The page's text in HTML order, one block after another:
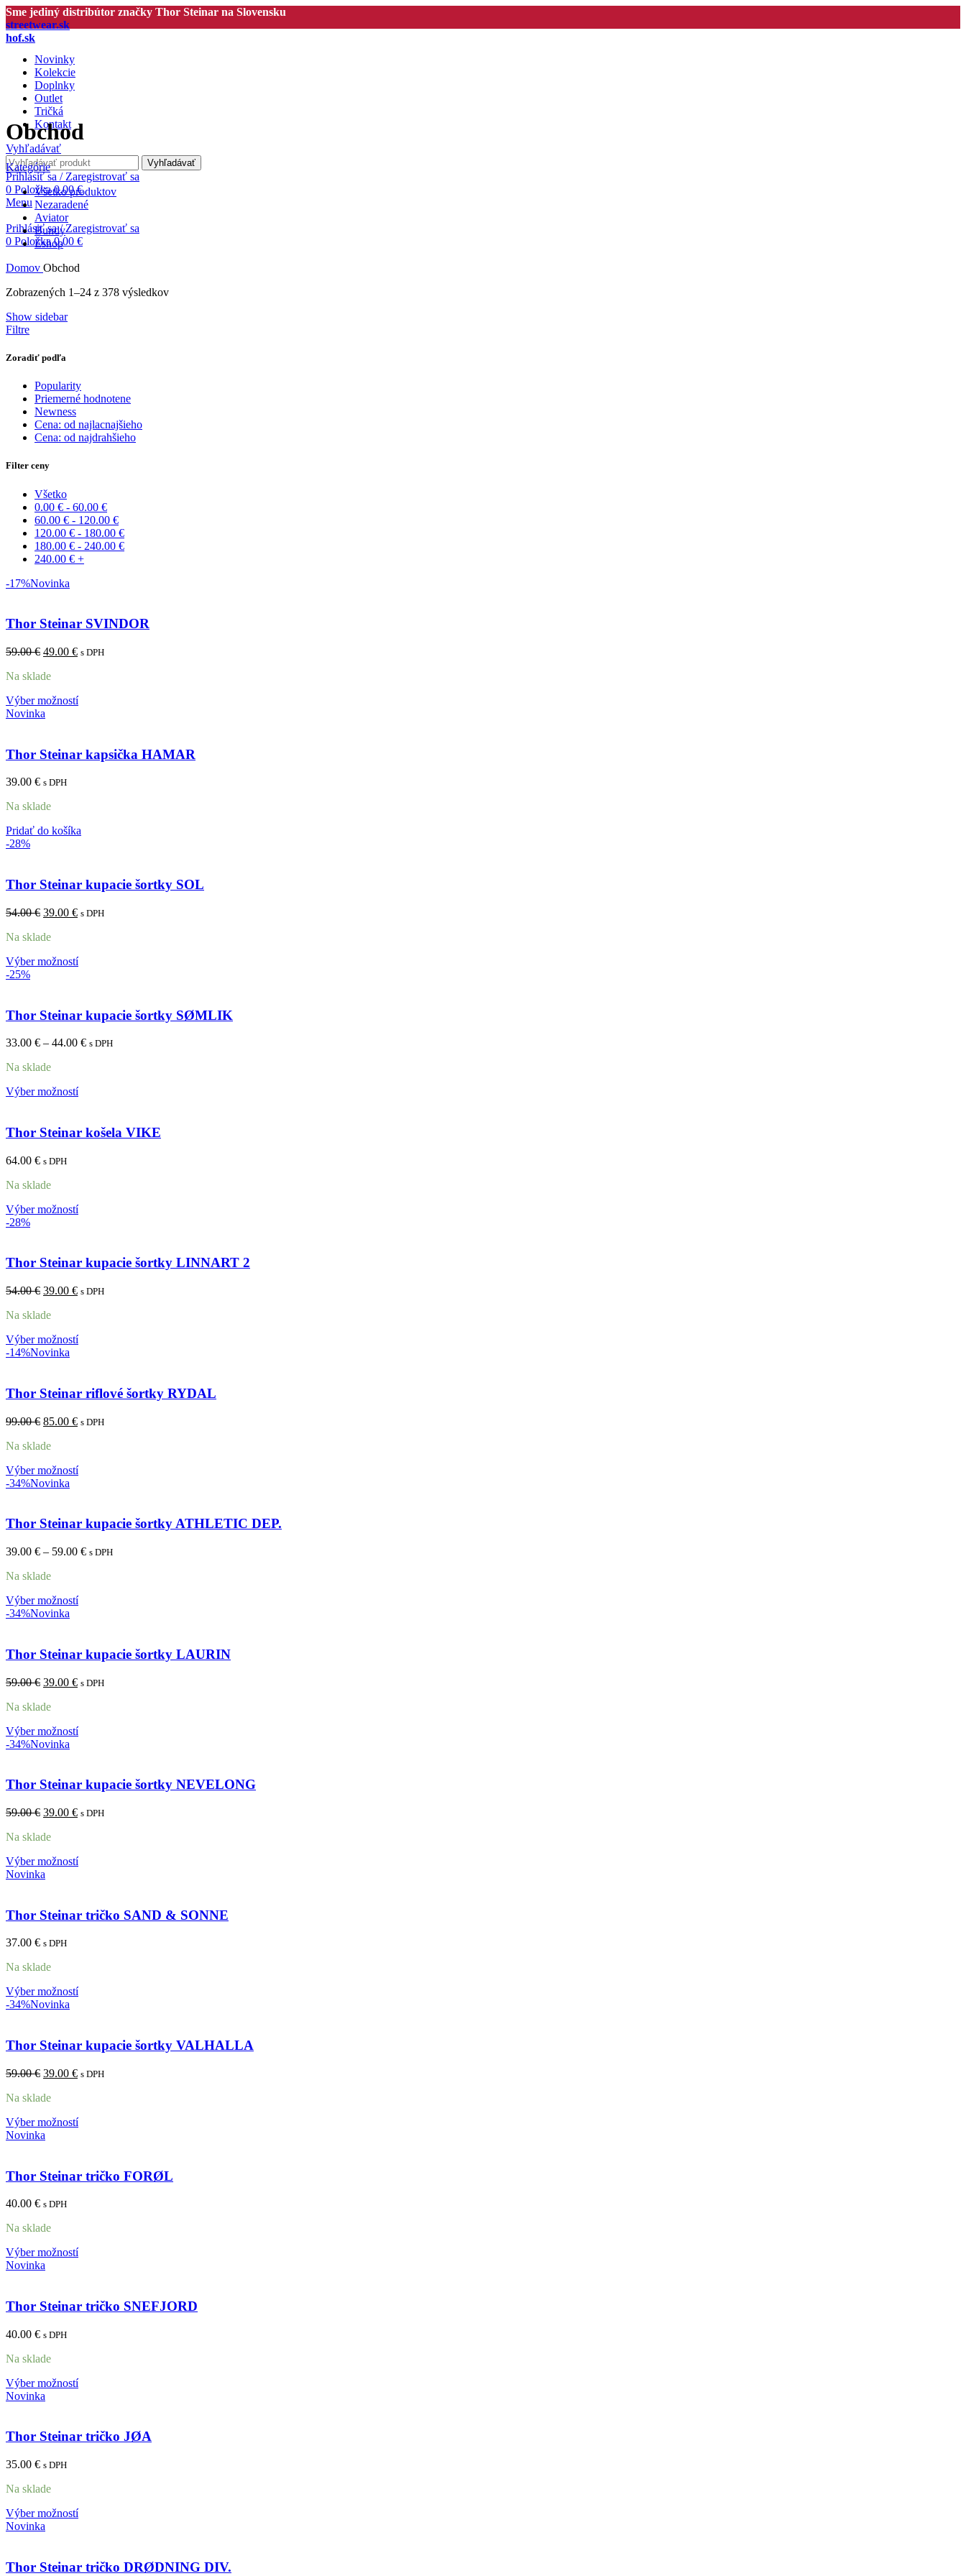
Sme jediný distribútor značky Thor Steinar na Slovensku
streetwear.sk
hof.sk
Novinky
Kolekcie
Doplnky
Outlet
Tričká
Kontakt
Vyhľadávať
Vyhľadávať
Prihlásiť sa / Zaregistrovať sa
0 Položka 0.00€
Menu
Prihlásiť sa / Zaregistrovať sa
0 Položka 0.00 €
Obchod
Kategórie
Všetkoproduktov
Nezaradené
Aviator
Bundy
Eshop
Domov Obchod
Zobrazených 1–24 z 378 výsledkov
Show sidebar
Filtre
Zoradiť podľa
Popularity
Priemerné hodnotene
Newness
Cena: od najlacnajšieho
Cena: od najdrahšieho
Filter ceny
Všetko
0.00 € - 60.00 €
60.00 € - 120.00 €
120.00 € - 180.00 €
180.00 € - 240.00 €
240.00 € +
-17%Novinka
Thor Steinar SVINDOR
59.00€ 49.00 € s DPH
Na sklade
Výber možností
Novinka
Thor Steinar kapsička HAMAR
39.00 € s DPH
Na sklade
Pridať do košíka
-28%
Thor Steinar kupacie šortky SOL
54.00€ 39.00 € s DPH
Na sklade
Výber možností
-25%
Thor Steinar kupacie šortky SØMLIK
33.00 € – 44.00 € s DPH
Na sklade
Výber možností
Thor Steinar košela VIKE
64.00 € s DPH
Na sklade
Výber možností
-28%
Thor Steinar kupacie šortky LINNART 2
54.00€ 39.00 € s DPH
Na sklade
Výber možností
-14%Novinka
Thor Steinar riflové šortky RYDAL
99.00€ 85.00 € s DPH
Na sklade
Výber možností
-34%Novinka
Thor Steinar kupacie šortky ATHLETIC DEP.
39.00 € – 59.00 € s DPH
Na sklade
Výber možností
-34%Novinka
Thor Steinar kupacie šortky LAURIN
59.00€ 39.00 € s DPH
Na sklade
Výber možností
-34%Novinka
Thor Steinar kupacie šortky NEVELONG
59.00€ 39.00 € s DPH
Na sklade
Výber možností
Novinka
Thor Steinar tričko SAND & SONNE
37.00 € s DPH
Na sklade
Výber možností
-34%Novinka
Thor Steinar kupacie šortky VALHALLA
59.00€ 39.00 € s DPH
Na sklade
Výber možností
Novinka
Thor Steinar tričko FORØL
40.00 € s DPH
Na sklade
Výber možností
Novinka
Thor Steinar tričko SNEFJORD
40.00 € s DPH
Na sklade
Výber možností
Novinka
Thor Steinar tričko JØA
35.00 € s DPH
Na sklade
Výber možností
Novinka
Thor Steinar tričko DRØDNING DIV.